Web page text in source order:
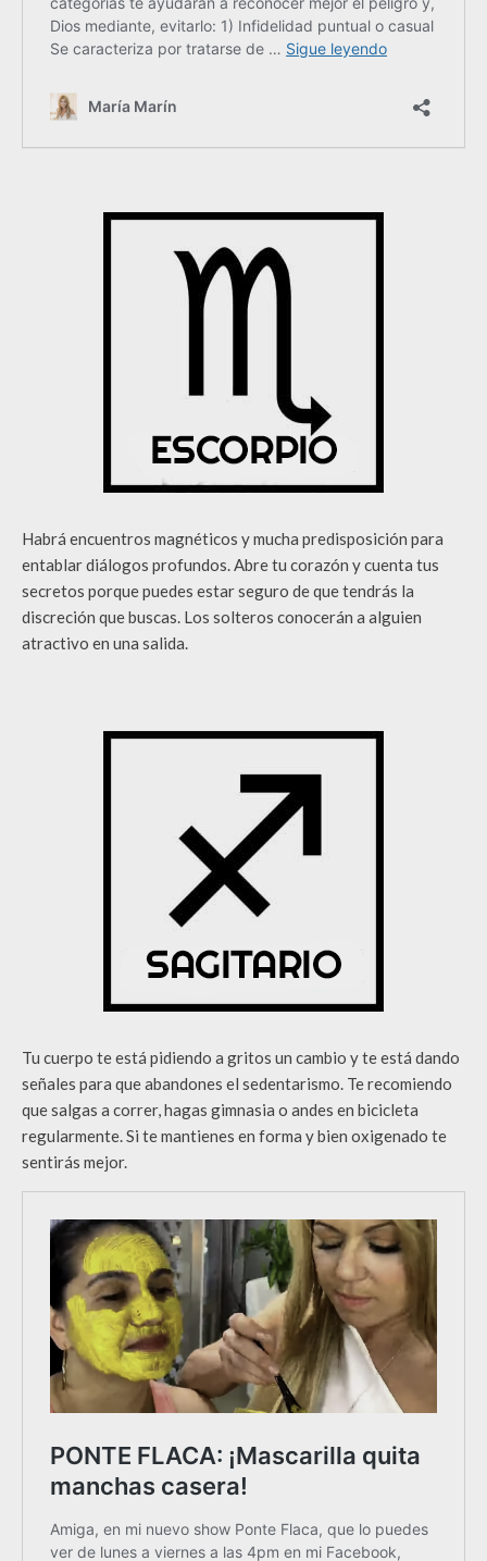
Habrá encuentros magnéticos y mucha predisposición para
entablar diálogos profundos. Abre tu corazón y cuenta tus
secretos porque puedes estar seguro de que tendrás la
discreción que buscas. Los solteros conocerán a alguien
atractivo en una salida.
Tu cuerpo te está pidiendo a gritos un cambio y te está dando
señales para que abandones el sedentarismo. Te recomiendo
que salgas a correr, hagas gimnasia o andes en bicicleta
regularmente. Si te mantienes en forma y bien oxigenado te
sentirás mejor.